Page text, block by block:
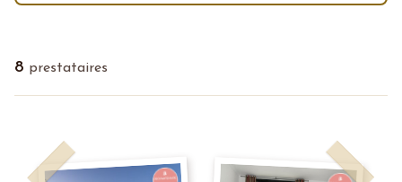
8 prestataires